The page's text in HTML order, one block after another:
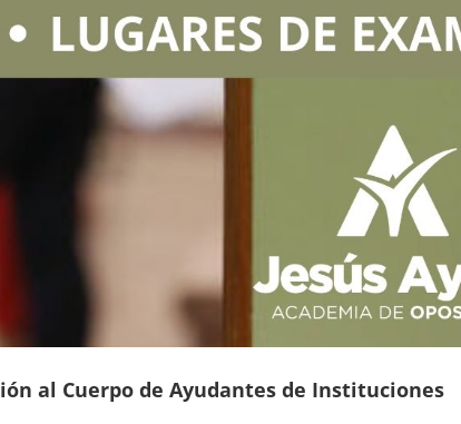
al Cuerpo de Ayudantes de Instituciones